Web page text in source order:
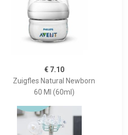
€ 7.10
Zuigfles Natural Newborn
60 Ml (60ml)